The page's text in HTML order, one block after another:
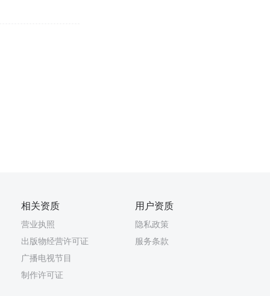
相关资质
营业执照
出版物经营许可证
广播电视节目
制作许可证
用户资质
隐私政策
服务条款